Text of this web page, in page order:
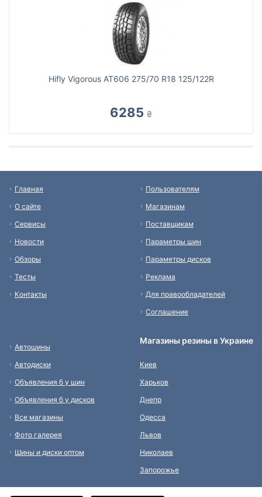
Hifly Vigorous AT606 275/70 R18 125/122R
6285 ₴
Главная
О сайте
Сервисы
Новости
Обзоры
Тесты
Контакты
Пользователям
Магазинам
Поставщикам
Параметры шин
Параметры дисков
Реклама
Для правообладателей
Соглашение
Автошины
Автодиски
Объявления б у шин
Объявления б у дисков
Все магазины
Фото галерея
Шины и диски оптом
Магазины резины в Украине
Киев
Харьков
Днепр
Одесса
Львов
Николаев
Запорожье